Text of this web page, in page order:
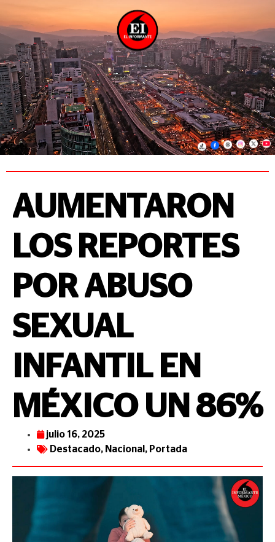
AUMENTARON
LOS REPORTES
POR ABUSO
SEXUAL
INFANTIL EN
MÉXICO UN 86%
julio 16, 2025
Destacado, Nacional , Portada